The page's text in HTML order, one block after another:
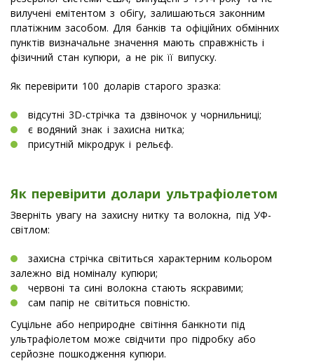
вилучені емітентом з обігу, залишаються законним
платіжним засобом. Для банків та офіційних обмінних
пунктів визначальне значення мають справжність і
фізичний стан купюри, а не рік її випуску.
Як перевірити 100 доларів старого зразка:
відсутні 3D-стрічка та дзвіночок у чорнильниці;
є водяний знак і захисна нитка;
присутній мікродрук і рельєф.
Як перевірити долари ультрафіолетом
Зверніть увагу на захисну нитку та волокна, під УФ-
світлом:
захисна стрічка світиться характерним кольором
залежно від номіналу купюри;
червоні та сині волокна стають яскравими;
сам папір не світиться повністю.
Суцільне або неприродне світіння банкноти під
ультрафіолетом може свідчити про підробку або
серйозне пошкодження купюри.